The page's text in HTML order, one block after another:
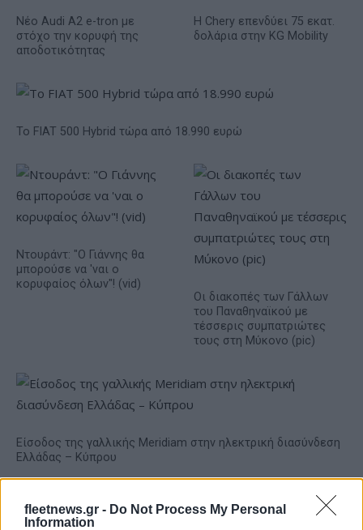
fleetnews.gr - Do Not Process My Personal
Information
Νέο Audi A2 e-tron με
στόχο την κορυφή της
αποδοτικότητας
Η Chery επενδύει 75 εκατ.
δολάρια στην KG Mobility
Το FIAT 500 Hybrid τώρα από 18.990 ευρώ
Ντουράντ: "Ο Γιάννης θα
μπορούσε να 'ναι ο
κορυφαίος όλων"! (vid)
Οι διακοπές των Γάλλων
του Παναθηναϊκού με
τέσσερις συμπατριώτες
τους στη Μύκονο (pic)
Είσοδος της γαλλικής Meridiam στην ηλεκτρική διασύνδεση
Ελλάδας – Κύπρου